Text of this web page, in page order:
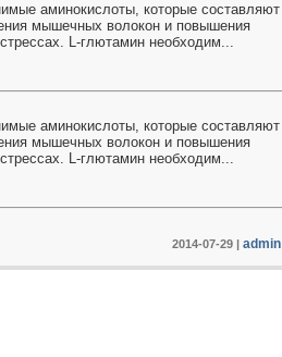
аминокислоты, которые составляют
мышечных волокон и повышения
L-глютамин необходим...
аминокислоты, которые составляют
мышечных волокон и повышения
L-глютамин необходим...
2014-07-29 | admin